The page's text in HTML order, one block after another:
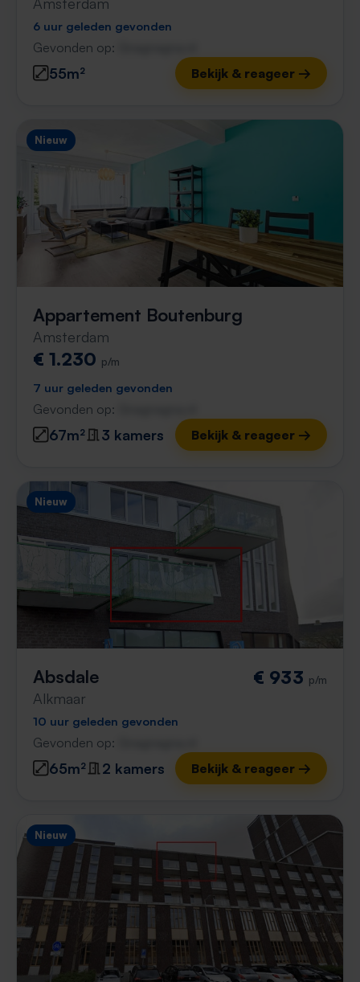
6 uur geleden gevonden
Gevonden op:
55m² Bekijk & reageer →
Nieuw
Appartement Boutenburg
Amsterdam
€ 1.230 p/m
7 uur geleden gevonden
Gevonden op:
67m² 3 kamers Bekijk & reageer →
Nieuw
Absdale
Alkmaar
€ 933 p/m
10 uur geleden gevonden
Gevonden op:
65m² 2 kamers Bekijk & reageer →
Nieuw